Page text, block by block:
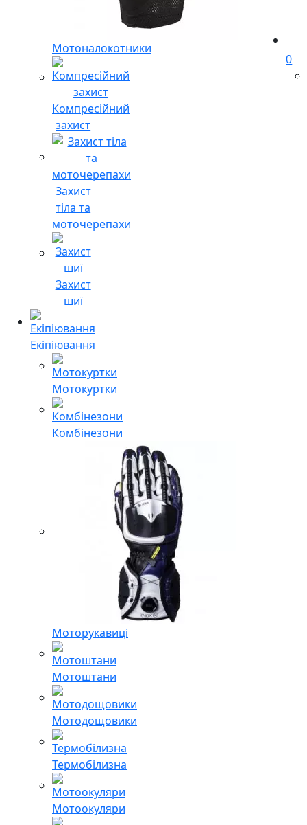
Мотоналокотники
Компресійний
захист
Захист
тіла та
моточерепахи
Захист
шиї
Екіпіювання
Мотокуртки
Комбінезони
Моторукавиці
Мотоштани
Мотодощовики
Термобілизна
Мотоокуляри
0